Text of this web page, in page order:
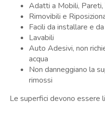
Adatti a Mobili,
Rimovibili e
Facili da installare e
Lavabili
Auto Adesivi, non
acqua
Non danneggiano la
rimossi
Le superfici devono essere